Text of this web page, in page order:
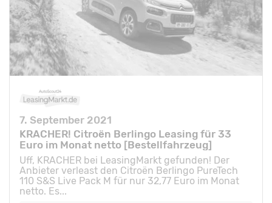
7. September 2021
KRACHER! Citroën Berlingo Leasing für 33
Euro im Monat netto [Bestellfahrzeug]
Uff, KRACHER bei LeasingMarkt gefunden! Der
Anbieter verleast den Citroën Berlingo PureTech
110 S&S Live Pack M für nur 32,77 Euro im Monat
netto. Es...